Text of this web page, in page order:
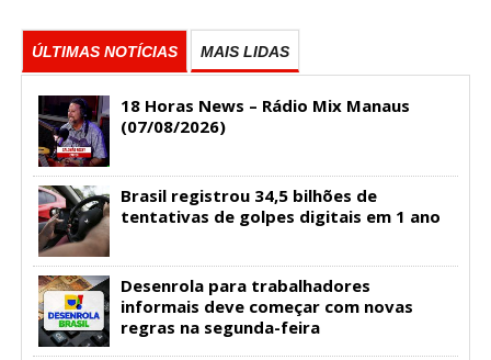
ÚLTIMAS NOTÍCIAS MAIS LIDAS
18 Horas News​​​​​​​​​​​​ – Rádio Mix Manaus
(07/08/2026)
Brasil registrou 34,5 bilhões de
tentativas de golpes digitais em 1 ano
Desenrola para trabalhadores
informais deve começar com novas
regras na segunda-feira